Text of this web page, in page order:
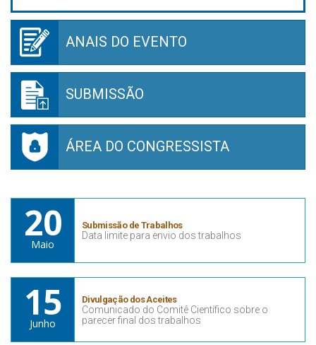
ANAIS DO EVENTO
SUBMISSÃO
ÁREA DO CONGRESSISTA
20
Maio
Submissão de Trabalhos
Data limite para envio dos trabalhos
15
Junho
Divulgação dos Aceites
Comunicado do Comitê Científico sobre o
parecer final dos trabalhos